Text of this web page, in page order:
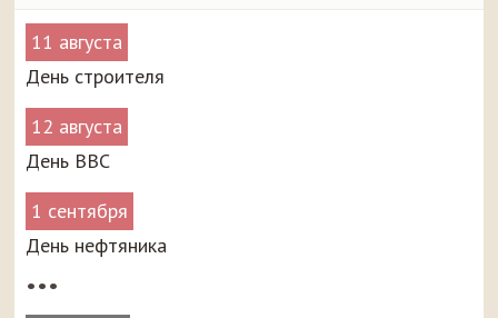
11 августа
День строителя
12 августа
День ВВС
1 сентября
День нефтяника
•••